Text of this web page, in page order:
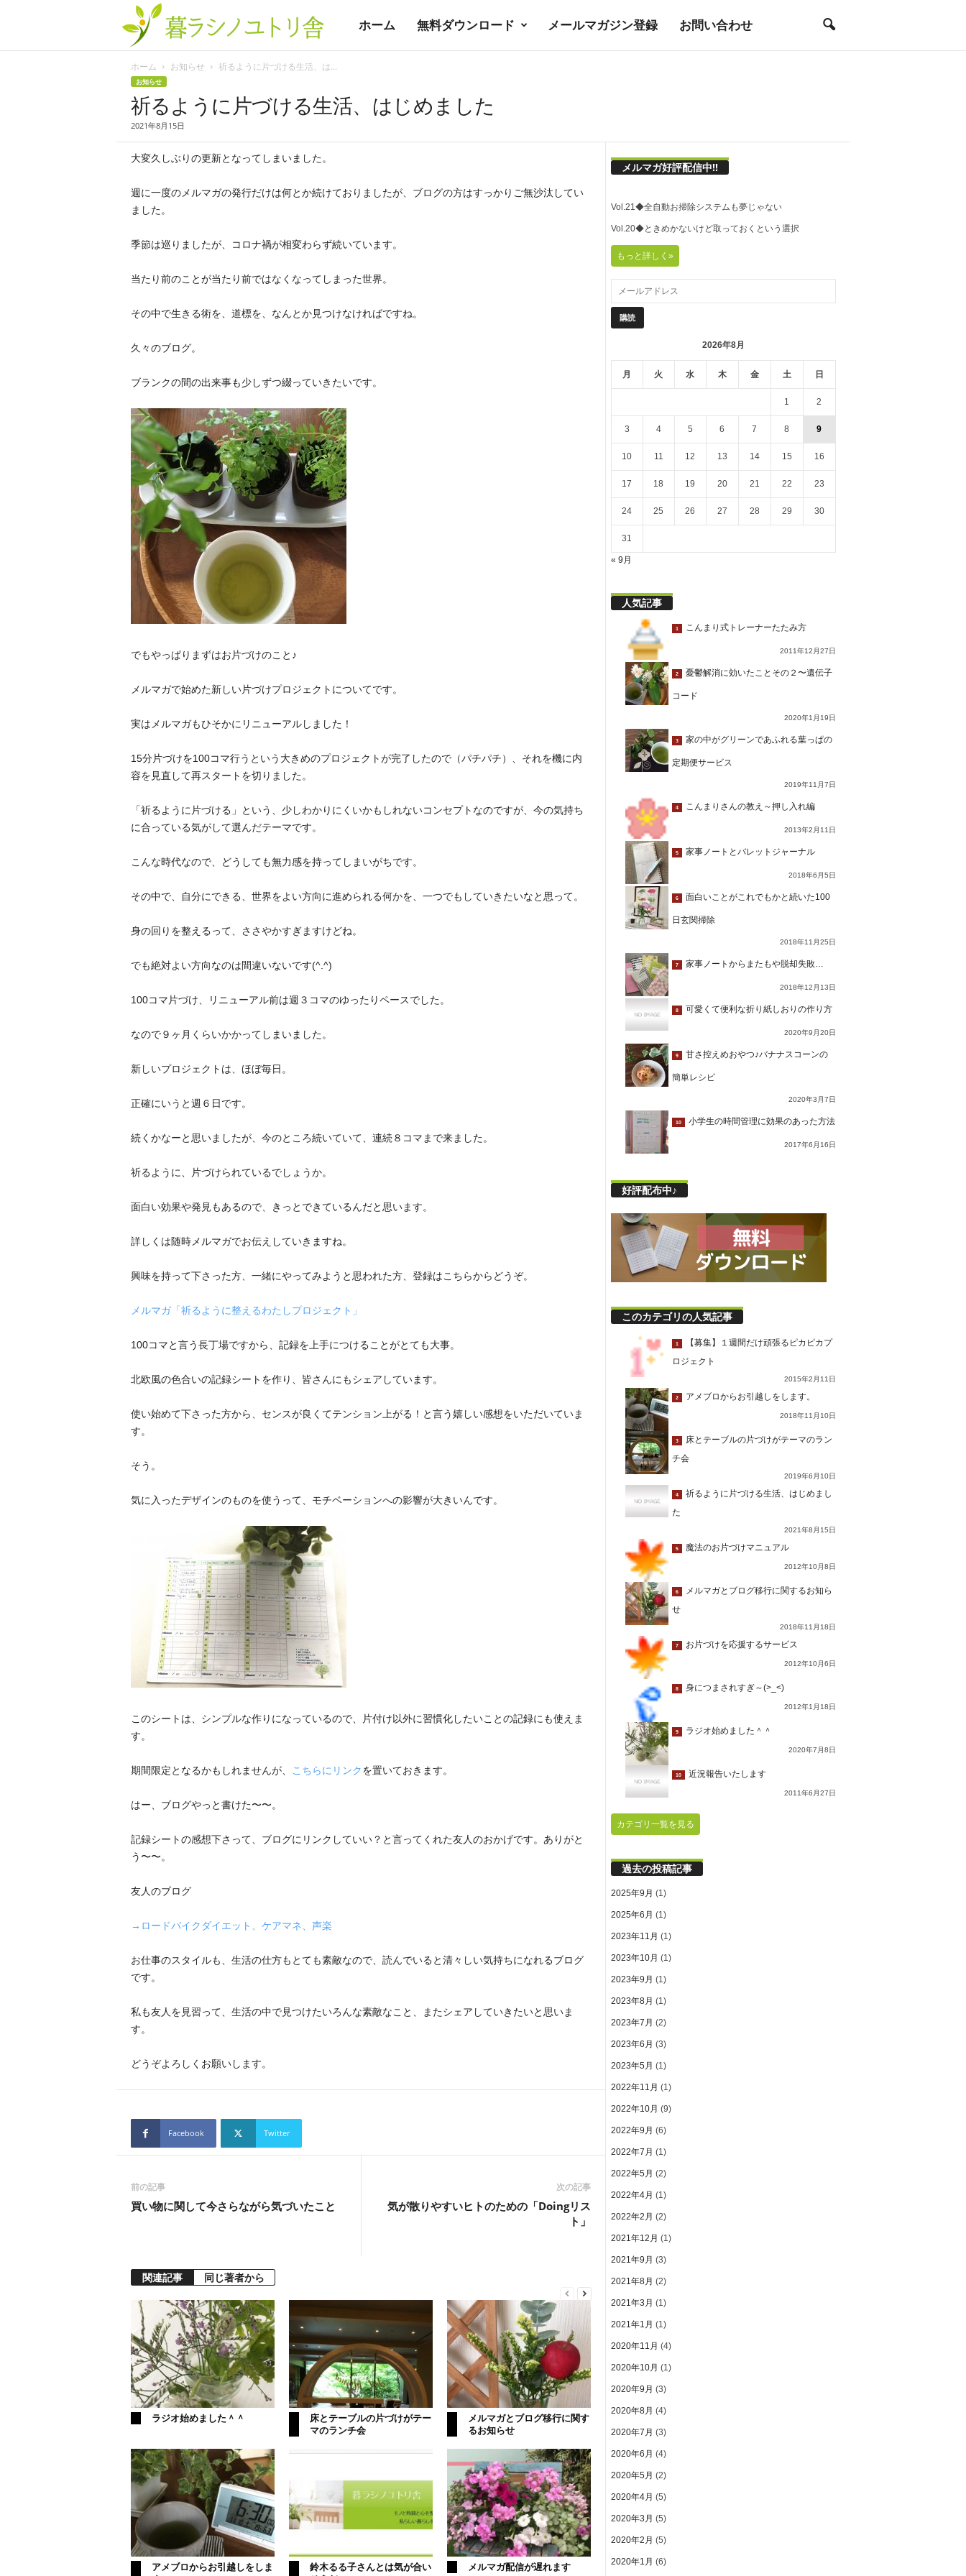
ト
ホーム 無料ダウンロード メールマガジン登録 お問い合わせ
ホーム お知らせ 祈るように片づける生活、は...
お知らせ
祈るように片づける生活、はじめました
2021年8月15日
大変久しぶりの更新となってしまいました。
週に一度のメルマガの発行だけは何とか続けておりましたが、ブログの方はすっかりご無沙汰してい
ました。
季節は巡りましたが、コロナ禍が相変わらず続いています。
当たり前のことが当たり前ではなくなってしまった世界。
その中で生きる術を、道標を、なんとか見つけなければですね。
久々のブログ。
ブランクの間の出来事も少しずつ綴っていきたいです。
でもやっぱりまずはお片づけのこと ♪
メルマガで始めた新しい片づけプロジェクトについてです。
実はメルマガもひそかにリニューアルしました！
15分片づけを100コマ行うという大きめのプロジェクトが完了したので（パチパチ）、それを機に内
容を見直して再スタートを切りました。
「祈るように片づける」という、少しわかりにくいかもしれないコンセプトなのですが、今の気持ち
に合っている気がして選んだテーマです。
こんな時代なので、どうしても無力感を持ってしまいがちです。
その中で、自分にできる、世界をよい方向に進められる何かを、一つでもしていきたいなと思って。
身の回りを整えるって、ささやかすぎますけどね。
でも絶対よい方向なのは間違いないです(^.^)
100コマ片づけ、リニューアル前は週３コマのゆったりペースでした。
なので９ヶ月くらいかかってしまいました。
新しいプロジェクトは、ほぼ毎日。
正確にいうと週６日です。
続くかなーと思いましたが、今のところ続いていて、連続８コマまで来ました。
祈るように、片づけられているでしょうか。
面白い効果や発見もあるので、きっとできているんだと思います。
詳しくは随時メルマガでお伝えしていきますね。
興味を持って下さった方、一緒にやってみようと思われた方、登録はこちらからどうぞ。
メルマガ「祈るように整えるわたしプロジェクト」
100コマと言う長丁場ですから、記録を上手につけることがとても大事。
北欧風の色合いの記録シートを作り、皆さんにもシェアしています。
使い始めて下さった方から、センスが良くてテンション上がる！と言う嬉しい感想をいただいていま
す。
そう。
気に入ったデザインのものを使うって、モチベーションへの影響が大きいんです。
このシートは、シンプルな作りになっているので、片付け以外に習慣化したいことの記録にも使えま
す。
期間限定となるかもしれませんが、 こちらに リンクを置いておきます。
はー、ブログやっと書けた〜〜。
記録シートの感想下さって、ブログにリンクしていい？と言ってくれた友人のおかげです。ありがと
う〜〜。
友人のブログ
→ロードバイクダイエット、ケアマネ、声楽
お仕事のスタイルも、生活の仕方もとても素敵なので、読んでいると清々しい気持ちになれるブログ
です。
私も友人を見習って、生活の中で見つけたいろんな素敵なこと、またシェアしていきたいと思いま
す。
どうぞよろしくお願いします。
Facebook Twitter
前の記事
買い物に関して今さらながら気づいたこと
次の記事
気が散りやすいヒトのための「Doingリス
ト」
関連記事 同じ著者から
ラジオ始めました＾＾
床とテーブルの片づけがテー
マのランチ会
メルマガとブログ移行に関す
るお知らせ
アメブロからお引越しをしま
鈴木るる子さんとは気が合い
メルマガ配信が遅れます
メルマガ好評配信中!!
Vol.21◆全自動お掃除システムも夢じゃない
Vol.20◆ときめかないけど取っておくという選択
もっと詳しく»
2026年8月
月 火 水 木 金 土 日
1 2
3 4 5 6 7 8 9
10 11 12 13 14 15 16
17 18 19 20 21 22 23
24 25 26 27 28 29 30
31
« 9月
人気記事
1 こんまり式トレーナーたたみ方
2011年12月27日
2 憂鬱解消に効いたことその２〜遺伝子
コード
2020年1月19日
3 家の中がグリーンであふれる葉っぱの
定期便サービス
2019年11月7日
4 こんまりさんの教え～押し入れ編
2013年2月11日
5 家事ノートとバレットジャーナル
2018年6月5日
6 面白いことがこれでもかと続いた100
日玄関掃除
2018年11月25日
7 家事ノートからまたもや脱却失敗…
2018年12月13日
8 可愛くて便利な折り紙しおりの作り方
2020年9月20日
9 甘さ控えめおやつ♪バナナスコーンの
簡単レシピ
2020年3月7日
10 小学生の時間管理に効果のあった方法
2017年6月16日
好評配布中♪
このカテゴリの人気記事
1
【募集】１週間だけ頑張るピカピカプ
ロジェクト
2015年2月11日
2 アメブロからお引越しをします。
2018年11月10日
3
床とテーブルの片づけがテーマのラン
チ会
2019年6月10日
4
祈るように片づける生活、はじめまし
た
2021年8月15日
5 魔法のお片づけマニュアル
2012年10月8日
6
メルマガとブログ移行に関するお知ら
せ
2018年11月18日
7 お片づけを応援するサービス
2012年10月6日
8 身につまされすぎ～(>_<)
2012年1月18日
9 ラジオ始めました＾＾
2020年7月8日
10 近況報告いたします
2011年6月27日
カテゴリ一覧を見る
過去の投稿記事
2025年9月 (1)
2025年6月 (1)
2023年11月 (1)
2023年10月 (1)
2023年9月 (1)
2023年8月 (1)
2023年7月 (2)
2023年6月 (3)
2023年5月 (1)
2022年11月 (1)
2022年10月 (9)
2022年9月 (6)
2022年7月 (1)
2022年5月 (2)
2022年4月 (1)
2022年2月 (2)
2021年12月 (1)
2021年9月 (3)
2021年8月 (2)
2021年3月 (1)
2021年1月 (1)
2020年11月 (4)
2020年10月 (1)
2020年9月 (3)
2020年8月 (4)
2020年7月 (3)
2020年6月 (4)
2020年5月 (2)
2020年4月 (5)
2020年3月 (5)
2020年2月 (5)
2020年1月 (6)